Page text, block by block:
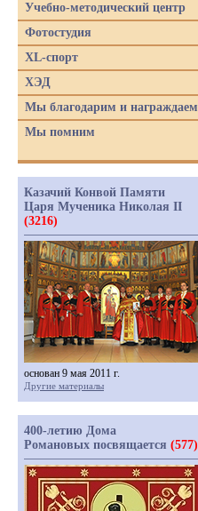
Учебно-методический центр
Фотостудия
XL-спорт
ХЭД
Мы благодарим и награждаем
Мы помним
Казачий Конвой Памяти
Царя Мученика Николая II
(3216)
основан 9 мая 2011 г.
Другие материалы
400-летию Дома
Романовых посвящается (577)